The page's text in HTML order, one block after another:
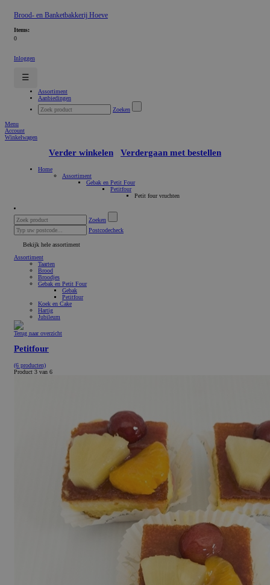
Brood- en Banketbakkerij Hoeve
Items:
0
Inloggen
☰
Assortiment
Aanbiedingen
Zoeken
Menu
Account
Winkelwagen
Verder winkelen Verdergaan met bestellen
Home
Assortiment
Gebak en Petit Four
Petitfour
Petit four vruchten
Zoeken
Postcodecheck
Bekijk hele assortiment
Assortiment
Taarten
Brood
Broodjes
Gebak en Petit Four
Gebak
Petitfour
Koek en Cake
Hartig
Jubileum
Terug naar overzicht
Petitfour
(6 producten)
Product 3 van 6